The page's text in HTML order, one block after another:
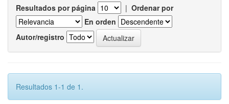
Resultados por página | Ordenar por
En orden
Autor/registro
Resultados 1-1 de 1.